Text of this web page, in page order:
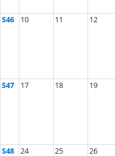
S46 10 11 12
S47 17 18 19
S48 24 25 26